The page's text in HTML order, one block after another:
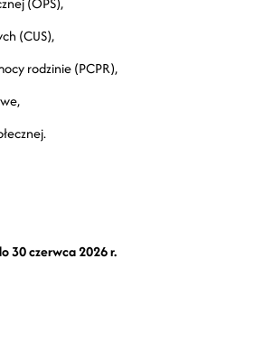
(CUS),
rodzinie (PCPR),
30 czerwca 2026 r.